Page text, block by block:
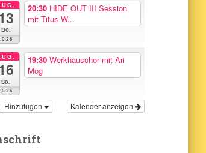
Do.
20:30 HIDE OUT III Session
mit Titus W...
So.
19:30Werkhauschor mit Ari
Mog
Kalender anzeigen
Hinzufügen